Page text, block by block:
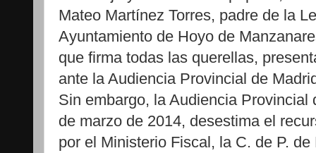
Mateo Martínez Torres, padre de la
Ayuntamiento de Hoyo de
que firma todas las querellas,
ante la Audiencia Provincial de
Sin embargo, la Audiencia Provincial
de marzo de 2014, desestima el
por el Ministerio Fiscal, la C. de P.